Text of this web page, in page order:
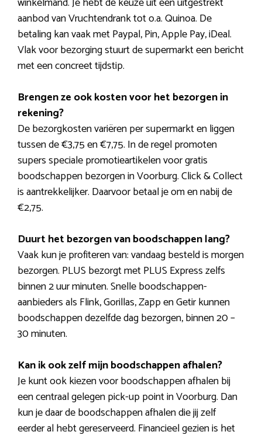
aanbod van Vruchtendrank tot o.a. Quinoa. De
betaling kan vaak met Paypal, Pin, Apple Pay, iDeal.
Vlak voor bezorging stuurt de supermarkt een bericht
met een concreet tijdstip.
Brengen ze ook kosten voor het bezorgen in
rekening?
De bezorgkosten variëren per supermarkt en liggen
tussen de €3,75 en €7,75. In de regel promoten
supers speciale promotieartikelen voor gratis
boodschappen bezorgen in Voorburg. Click & Collect
is aantrekkelijker. Daarvoor betaal je om en nabij de
€2,75.
Duurt het bezorgen van boodschappen lang?
Vaak kun je profiteren van: vandaag besteld is morgen
bezorgen. PLUS bezorgt met PLUS Express zelfs
binnen 2 uur minuten. Snelle boodschappen-
aanbieders als Flink, Gorillas, Zapp en Getir kunnen
boodschappen dezelfde dag bezorgen, binnen 20 –
30 minuten.
Kan ik ook zelf mijn boodschappen afhalen?
Je kunt ook kiezen voor boodschappen afhalen bij
een centraal gelegen pick-up point in Voorburg. Dan
kun je daar de boodschappen afhalen die jij zelf
eerder al hebt gereserveerd. Financieel gezien is het